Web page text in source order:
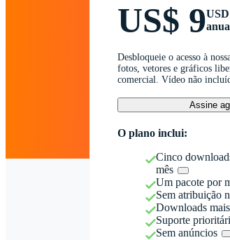
US$ 9
Desbloqueie o acesso à
fotos, vetores e gráficos
comercial. Vídeo não
Assine
O plano inclui:
Cinco
mês
Um pacote por
Sem atribuição
Downloads
Suporte
Sem anúncios